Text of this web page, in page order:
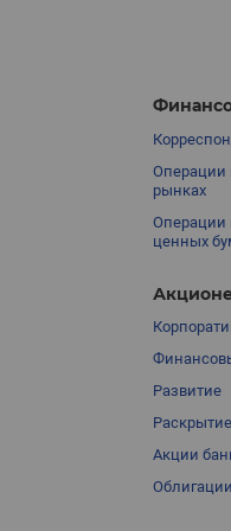
Операции
рынках
Операции
ценных
Развитие
Акции